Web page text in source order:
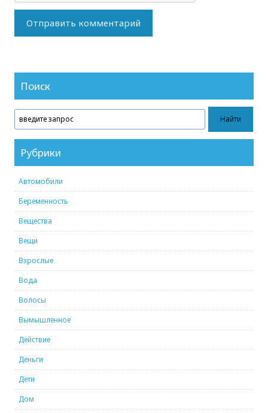
Поиск
Рубрики
Автомобили
Беременность
Вещества
Вещи
Взрослые
Вода
Волосы
Вымышленное
Действие
Деньги
Дети
Дом